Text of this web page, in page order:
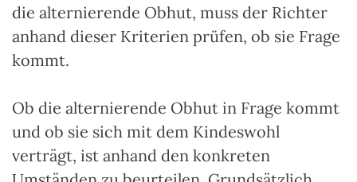
die alternierende Obhut, muss der Richter
anhand dieser Kriterien prüfen, ob sie Frage
kommt.
Ob die alternierende Obhut in Frage kommt
und ob sie sich mit dem Kindeswohl
verträgt, ist anhand den konkreten